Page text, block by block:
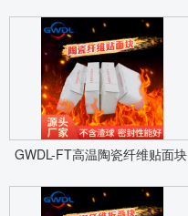
GWDL-FT高温陶瓷纤维贴面块